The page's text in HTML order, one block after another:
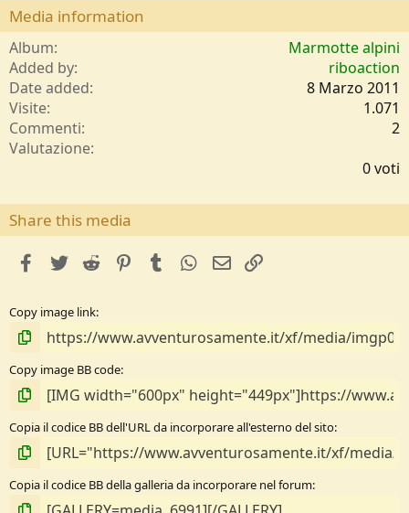
Media information
Album
Marmotte alpini
Added by
riboaction
Date added
8 Marzo 2011
Visite
1.071
Commenti
2
Valutazione
0
t
0 voti
Share this media
facebookTwitterReddit PinterestTumblrWhatsApp
e-mail
Copy image link
Copy image BB code
Copia il codice BB dell'URL da incorporare all'esterno del sito
Copia il codice BB della galleria da incorporare nel forum